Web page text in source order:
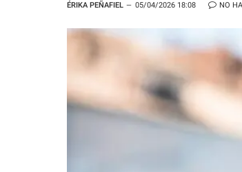
ÉRIKA PEÑAFIEL 05/04/2026 18:08 NO